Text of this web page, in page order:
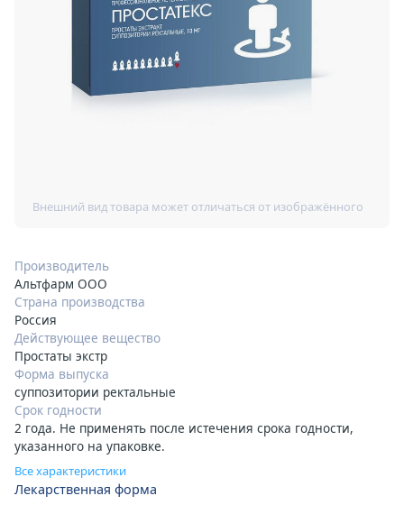
Производитель
Альтфарм ООО
Страна производства
Россия
Действующее вещество
Простаты экстр
Форма выпуска
суппозитории ректальные
Срок годности
2 года. Не применять после истечения срока годности,
указанного на упаковке.
Все характеристики
Лекарственная форма